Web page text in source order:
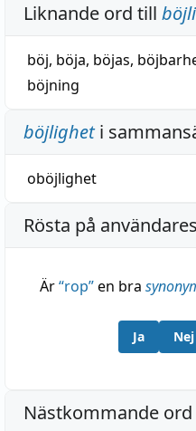
Liknande ord till
böj, böja, böjas,
böjning
böjligheti
oböjlighet
Rösta på
Är“rop”en bra
Ja Nej
Nästkommande ord